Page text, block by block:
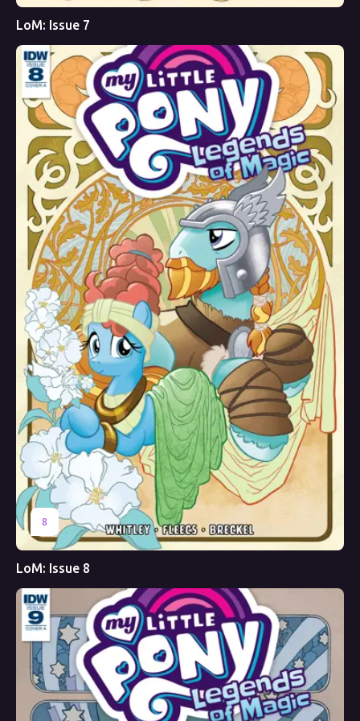
LoM: Issue 7
8
LoM: Issue 8